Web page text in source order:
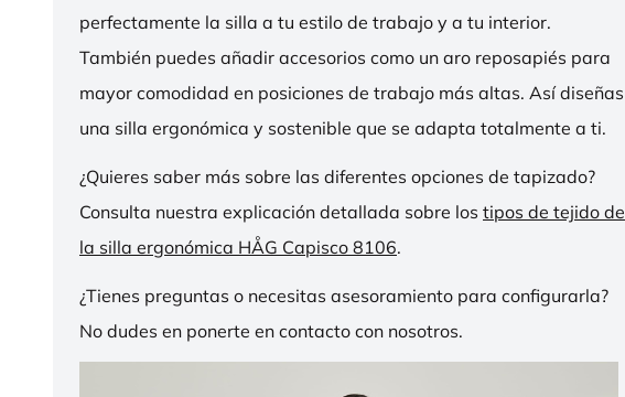
perfectamente la silla a tu estilo de trabajo y a tu interior.
También puedes añadir accesorios como un aro reposapiés para
mayor comodidad en posiciones de trabajo más altas. Así diseñas
una silla ergonómica y sostenible que se adapta totalmente a ti.
¿Quieres saber más sobre las diferentes opciones de tapizado?
Consulta nuestra explicación detallada sobre los tipos de tejido de
la silla ergonómica HÅG Capisco 8106.
¿Tienes preguntas o necesitas asesoramiento para configurarla?
No dudes en ponerte en contacto con nosotros.